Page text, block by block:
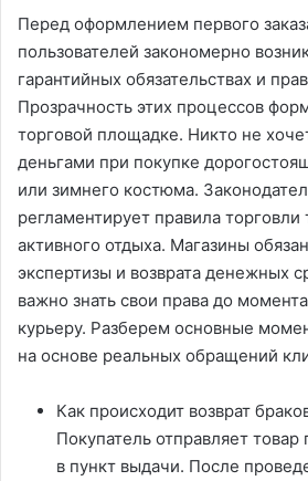
Перед оформлением первого
пользователей закономерно
гарантийных обязательствах и
Прозрачность этих процессов
торговой площадке. Никто не
деньгами при покупке
или зимнего костюма.
регламентирует правила торговли
активного отдыха. Магазины
экспертизы и возврата денежных
важно знать свои права до
курьеру. Разберем основные
на основе реальных обращений
Как происходит возврат
Покупатель отправляет товар
в пункт выдачи. После